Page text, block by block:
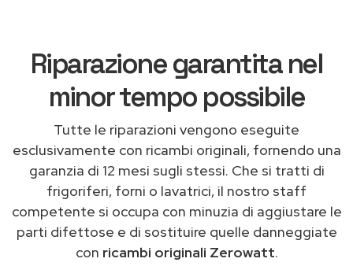
Riparazione garantita nel
minor tempo possibile
Tutte le riparazioni vengono eseguite
esclusivamente con ricambi originali, fornendo una
garanzia di 12 mesi sugli stessi. Che si tratti di
frigoriferi, forni o lavatrici, il nostro staff
competente si occupa con minuzia di aggiustare le
parti difettose e di sostituire quelle danneggiate
con ricambi originali Zerowatt.